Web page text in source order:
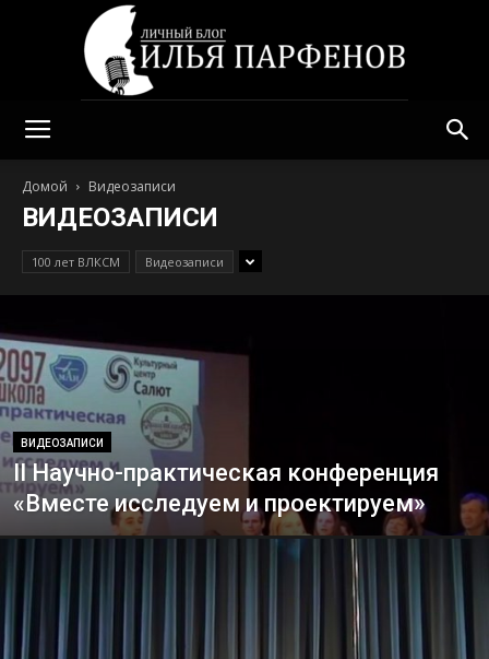
Парфенов
Домой Видеозаписи
ВИДЕОЗАПИСИ
100 лет ВЛКСМ Видеозаписи
ВИДЕОЗАПИСИ
II Научно-практическая конференция
«Вместе исследуем и проектируем»